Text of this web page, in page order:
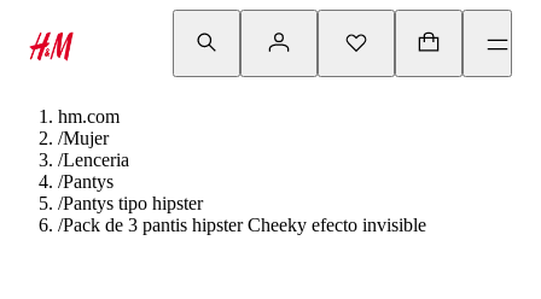
hm.com
/Mujer
/Lenceria
/Pantys
/Pantys tipo hipster
/Pack de 3 pantis hipster Cheeky efecto invisible